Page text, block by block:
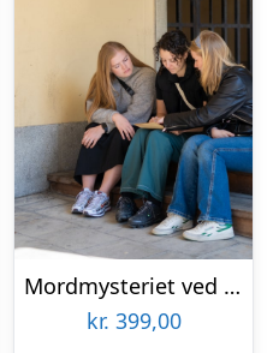
Mordmysteriet ved Christiansborg med Solve a Mystery
kr. 399,00